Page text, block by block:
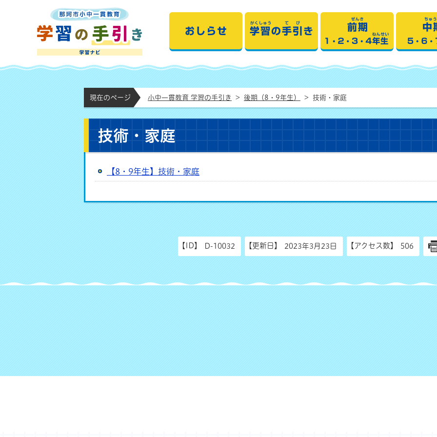
那珂市小中一貫教育 学習の手引き
学習の手引き
現在のページ 小中一貫教育 学習の手引き > 後期（8・9年生） > 技術・家庭
技術・家庭
【8・9年生】技術・家庭
【ID】 D-10032 【更新日】 2023年3月23日 【アクセス数】 506